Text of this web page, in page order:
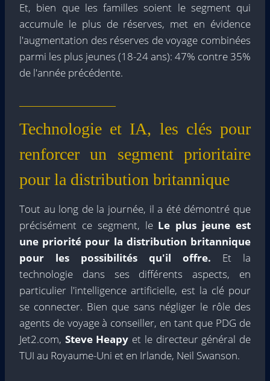
Et, bien que les familles soient le segment qui
accumule le plus de réserves, met en évidence
l'augmentation des réserves de voyage combinées
parmi les plus jeunes (18-24 ans): 47% contre 35%
de l'année précédente.
Technologie et IA, les clés pour
renforcer un segment prioritaire
pour la distribution britannique
Tout au long de la journée, il a été démontré que
précisément ce segment, le Le plus jeune est
une priorité pour la distribution britannique
pour les possibilités qu'il offre. Et la
technologie dans ses différents aspects, en
particulier l'intelligence artificielle, est la clé pour
se connecter. Bien que sans négliger le rôle des
agents de voyage à conseiller, en tant que PDG de
Jet2.com, Steve Heapy et le directeur général de
TUI au Royaume-Uni et en Irlande, Neil Swanson.